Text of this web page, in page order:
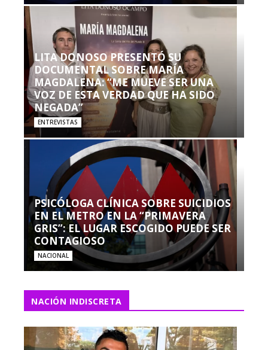
LITA DONOSO PRESENTÓ SU
DOCUMENTAL SOBRE MARÍA
MAGDALENA: “ME MUEVE SER UNA
VOZ DE ESTA VERDAD QUE HA SIDO
NEGADA”
ENTREVISTAS
PSICÓLOGA CLÍNICA SOBRE SUICIDIOS
EN EL METRO EN LA “PRIMAVERA
GRIS”: EL LUGAR ESCOGIDO PUEDE SER
CONTAGIOSO
NACIONAL
NACIÓN INDISCRETA